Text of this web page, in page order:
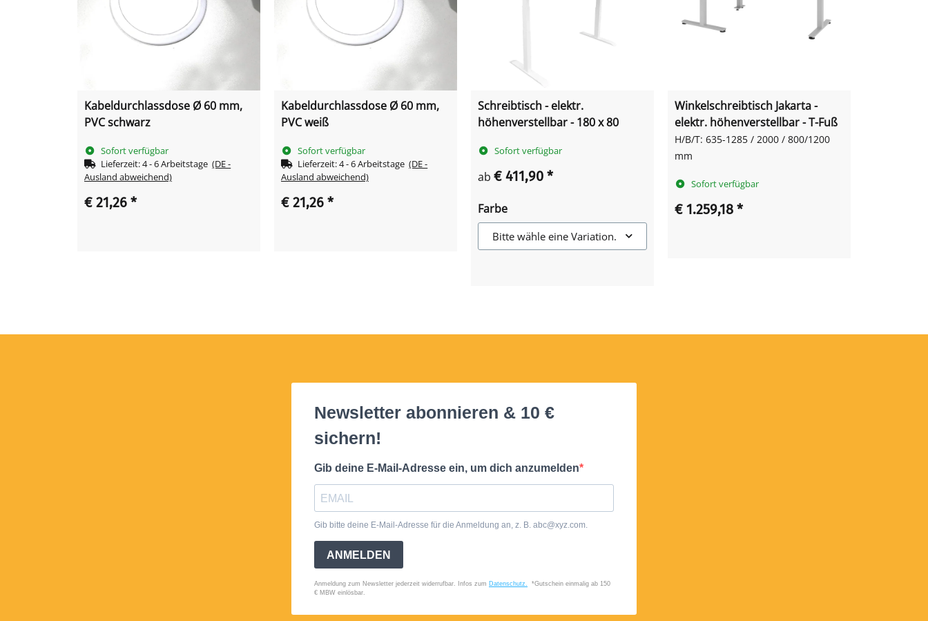
Kabeldurchlassdose Ø 60 mm,
PVC schwarz
Sofort verfügbar
Lieferzeit:4 - 6 Arbeitstage(DE -
Ausland abweichend)
€ 21,26 *
Kabeldurchlassdose Ø 60 mm,
PVC weiß
Sofort verfügbar
Lieferzeit:4 - 6 Arbeitstage(DE -
Ausland abweichend)
€ 21,26 *
Schreibtisch - elektr.
höhenverstellbar - 180 x 80
Sofort verfügbar
ab € 411,90 *
Farbe
Bitte wähle eine Variation.
Winkelschreibtisch Jakarta -
elektr. höhenverstellbar - T-Fuß
H/B/T: 635-1285 / 2000 / 800/1200
mm
Sofort verfügbar
€ 1.259,18 *